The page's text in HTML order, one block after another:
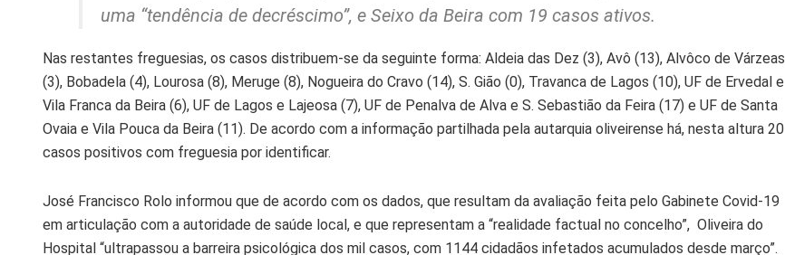
uma “tendência de decréscimo”, e Seixo da Beira com 19 casos ativos.
Nas restantes freguesias, os casos distribuem-se da seguinte forma: Aldeia das Dez (3), Avô (13), Alvôco de Várzeas
(3), Bobadela (4), Lourosa (8), Meruge (8), Nogueira do Cravo (14), S. Gião (0), Travanca de Lagos (10), UF de Ervedal e
Vila Franca da Beira (6), UF de Lagos e Lajeosa (7), UF de Penalva de Alva e S. Sebastião da Feira (17) e UF de Santa
Ovaia e Vila Pouca da Beira (11). De acordo com a informação partilhada pela autarquia oliveirense há, nesta altura 20
casos positivos com freguesia por identificar.
José Francisco Rolo informou que de acordo com os dados, que resultam da avaliação feita pelo Gabinete Covid-19
em articulação com a autoridade de saúde local, e que representam a “realidade factual no concelho”, Oliveira do
Hospital “ultrapassou a barreira psicológica dos mil casos, com 1144 cidadãos infetados acumulados desde março”.